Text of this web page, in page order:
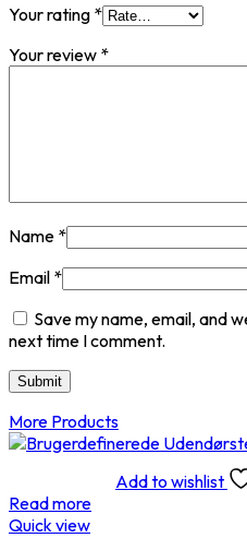
Your rating *
Your review *
Name *
Email *
Save my name, email, and
next time I comment.
More Products
Add to wishlist
Read more
Quick view